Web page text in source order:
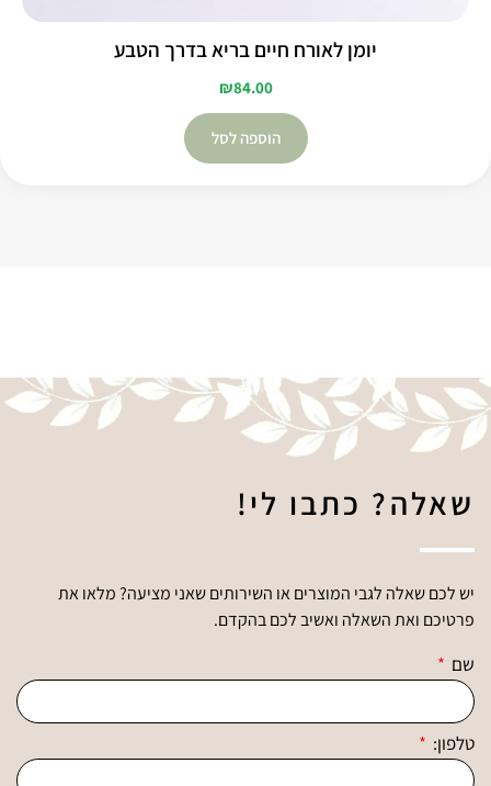
יומן לאורח חיים בריא בדרך הטבע
₪84.00
הוספה לסל
שאלה? כתבו לי!
יש לכם שאלה לגבי המוצרים או השירותים שאני מציעה? מלאו את
פרטיכם ואת השאלה ואשיב לכם בהקדם.
שם
טלפון: